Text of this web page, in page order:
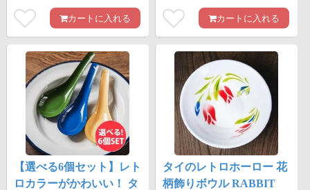
カートに入れる カートに入れる
【選べる6個セット】レト
ロカラーがかわいい！ タ
タイのレトロホーロー 花
柄飾りボウル RABBIT